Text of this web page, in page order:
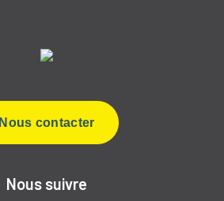
Nous contacter
Nous suivre